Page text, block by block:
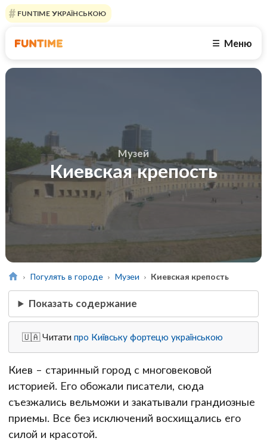
FUNTIME УКРАЇНСЬКОЮ
☰ Меню
Музей
Киевская крепость
Погулять в городе Музеи Киевская крепость
Показать содержание
🇺🇦 Читатипро Київську фортецю українською
Киев – старинный город с многовековой
историей. Его обожали писатели, сюда
съезжались вельможи и закатывали грандиозные
приемы. Все без исключений восхищались его
силой и красотой.